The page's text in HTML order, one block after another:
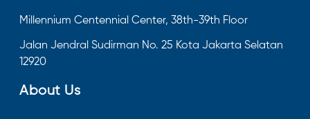
Millennium Centennial Center, 38th-39th Floor
Jalan Jendral Sudirman No. 25 Kota Jakarta Selatan
12920
About Us